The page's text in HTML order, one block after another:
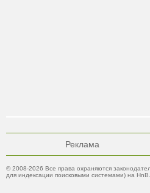
Реклама
© 2008-2026 Все права охраняются
для индексации поисковыми системами) на